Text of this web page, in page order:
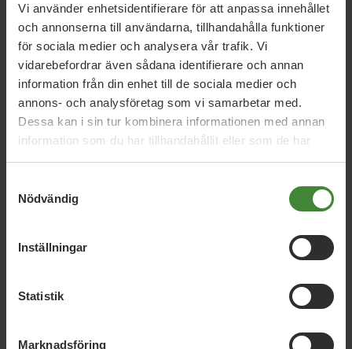
Vi använder enhetsidentifierare för att anpassa innehållet
och annonserna till användarna, tillhandahålla funktioner
för sociala medier och analysera vår trafik. Vi
vidarebefordrar även sådana identifierare och annan
information från din enhet till de sociala medier och
annons- och analysföretag som vi samarbetar med.
Dessa kan i sin tur kombinera informationen med annan
information som du har tillhandahållit eller som de har
samlat in när du har använt deras tjänster.
Nödvändig
Inställningar
Statistik
Marknadsföring
MP lovar ny ”kulturell allemansrätt”
Regeringen sviker svensk film –
Miljöpartiet vill ge en miljard mer till